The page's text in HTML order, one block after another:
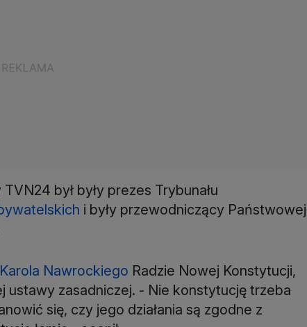
był były prezes Trybunału
i były przewodniczący Państwowej
Karola Nawrockiego Radzie Nowej Konstytucji,
zasadniczej. - Nie konstytucję trzeba
się, czy jego działania są zgodne z